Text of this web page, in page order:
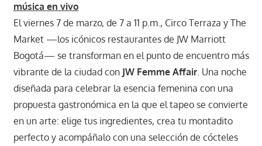
música en vivo
El viernes 7 de marzo, de 7 a 11 p.m., Circo Terraza y The
Market —los icónicos restaurantes de JW Marriott
Bogotá— se transforman en el punto de encuentro más
vibrante de la ciudad con JW Femme Affair. Una noche
diseñada para celebrar la esencia femenina con una
propuesta gastronómica en la que el tapeo se convierte
en un arte: elige tus ingredientes, crea tu montadito
perfecto y acompáñalo con una selección de cócteles